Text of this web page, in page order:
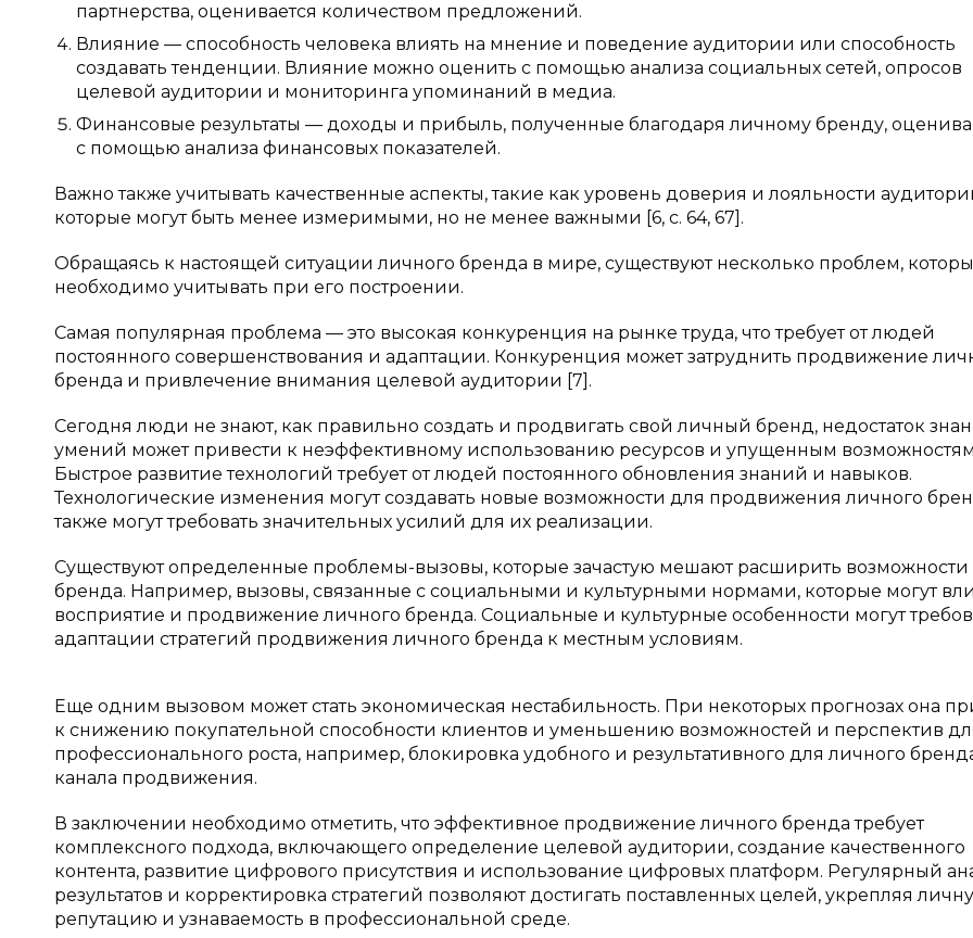
партнерства, оценивается количеством предложений.
Влияние — способность человека влиять на мнение и поведение аудитории или способность
создавать тенденции. Влияние можно оценить с помощью анализа социальных сетей, опросов
целевой аудитории и мониторинга упоминаний в медиа.
Финансовые результаты — доходы и прибыль, полученные благодаря личному бренду,
с помощью анализа финансовых показателей.
Важно также учитывать качественные аспекты, такие как уровень доверия и лояльности
которые могут быть менее измеримыми, но не менее важными [6, с. 64, 67].
Обращаясь к настоящей ситуации личного бренда в мире, существуют несколько проблем,
необходимо учитывать при его построении.
Самая популярная проблема — это высокая конкуренция на рынке труда, что требует от людей
постоянного совершенствования и адаптации. Конкуренция может затруднить продвижение
бренда и привлечение внимания целевой аудитории [7].
Сегодня люди не знают, как правильно создать и продвигать свой личный бренд, недостаток
умений может привести к неэффективному использованию ресурсов и упущенным
Быстрое развитие технологий требует от людей постоянного обновления знаний и навыков.
Технологические изменения могут создавать новые возможности для продвижения личного
также могут требовать значительных усилий для их реализации.
Существуют определенные проблемы-вызовы, которые зачастую мешают расширить возможности
бренда. Например, вызовы, связанные с социальными и культурными нормами, которые могут
восприятие и продвижение личного бренда. Социальные и культурные особенности могут
адаптации стратегий продвижения личного бренда к местным условиям.
Еще одним вызовом может стать экономическая нестабильность. При некоторых прогнозах она
к снижению покупательной способности клиентов и уменьшению возможностей и перспектив
профессионального роста, например, блокировка удобного и результативного для личного
канала продвижения.
В заключении необходимо отметить, что эффективное продвижение личного бренда требует
комплексного подхода, включающего определение целевой аудитории, создание качественного
контента, развитие цифрового присутствия и использование цифровых платформ. Регулярный
результатов и корректировка стратегий позволяют достигать поставленных целей, укрепляя
репутацию и узнаваемость в профессиональной среде.